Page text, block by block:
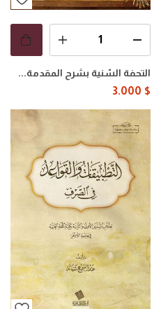
التحفة السّنية بشرح المقدمة...
3.000 $